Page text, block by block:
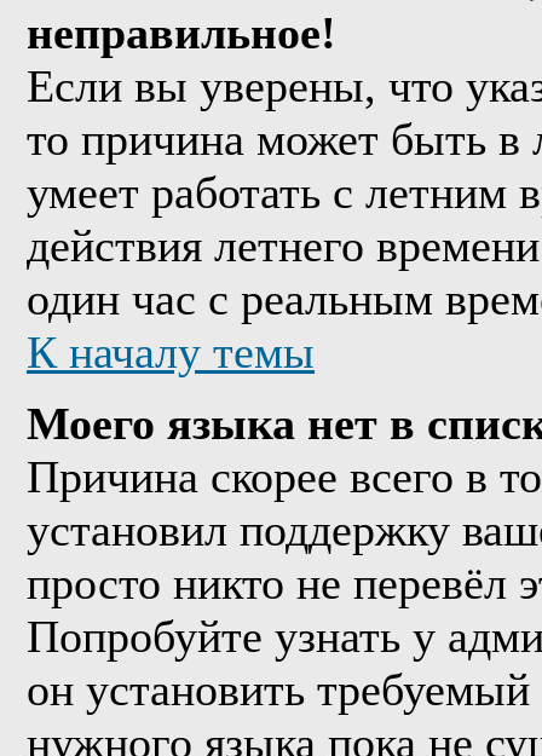
неправильное!
Если вы уверены, что
то причина может быть
умеет работать с летним
действия летнего
один час с реальным
К началу темы
Моего языка нет в
Причина скорее всего в
установил поддержку
просто никто не перевёл
Попробуйте узнать у
он установить
нужного языка пока не